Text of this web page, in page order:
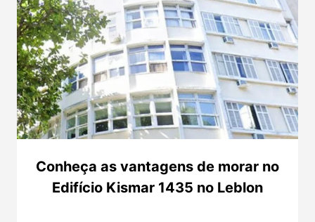
Conheça as vantagens de morar no
Edifício Kismar 1435 no Leblon